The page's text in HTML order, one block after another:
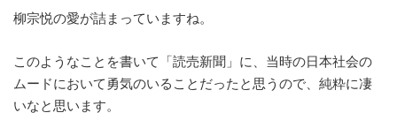
柳宗悦の愛が詰まっていますね。
このようなことを書いて「読売新聞」に、当時の日本社会の
ムードにおいて勇気のいることだったと思うので、純粋に凄
いなと思います。